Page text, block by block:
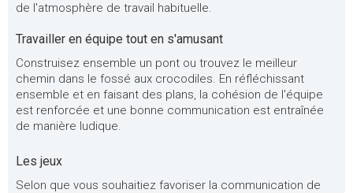
de l'atmosphère de travail habituelle.
Travailler en équipe tout en s'amusant
Construisez ensemble un pont ou trouvez le meilleur
chemin dans le fossé aux crocodiles. En réfléchissant
ensemble et en faisant des plans, la cohésion de l'équipe
est renforcée et une bonne communication est entraînée
de manière ludique.
Les jeux
Selon que vous souhaitiez favoriser la communication de